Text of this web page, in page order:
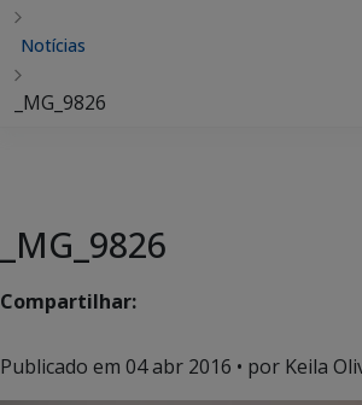
Notícias
_MG_9826
_MG_9826
Compartilhar:
Publicado em 04 abr 2016 • por Keila